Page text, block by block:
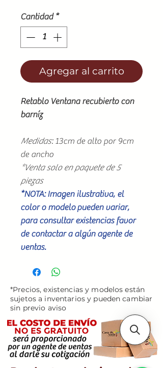
Cantidad *
Agregar al carrito
Retablo Ventana recubierto con
barníz
Medidas: 13cm de alto por 9cm
de ancho
*Venta solo en paquete de 5
piezas
*NOTA: Imagen ilustrativa, el
color o modelo pueden variar,
para consultar existencias favor
de contactar a algún agente de
ventas.
*Precios, existencias y modelos están
sujetos a inventarios y pueden cambiar
sin previo aviso